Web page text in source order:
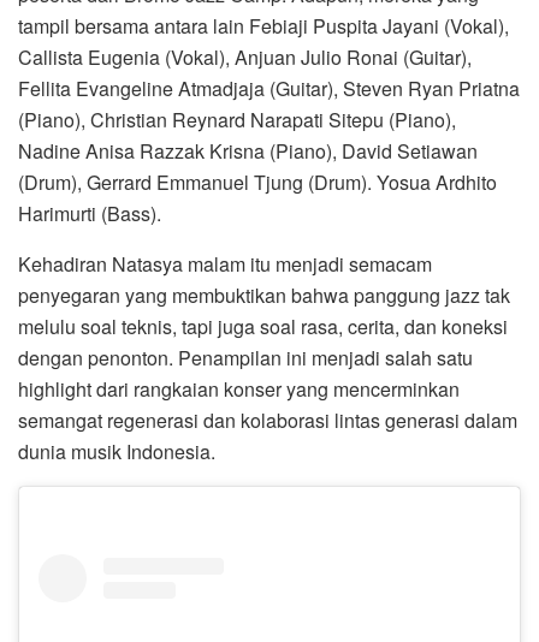
tampil bersama antara lain Febiaji Puspita Jayani (Vokal),
Callista Eugenia (Vokal), Anjuan Julio Ronai (Guitar),
Fellita Evangeline Atmadjaja (Guitar), Steven Ryan Priatna
(Piano), Christian Reynard Narapati Sitepu (Piano),
Nadine Anisa Razzak Krisna (Piano), David Setiawan
(Drum), Gerrard Emmanuel Tjung (Drum). Yosua Ardhito
Harimurti (Bass).
Kehadiran Natasya malam itu menjadi semacam
penyegaran yang membuktikan bahwa panggung jazz tak
melulu soal teknis, tapi juga soal rasa, cerita, dan koneksi
dengan penonton. Penampilan ini menjadi salah satu
highlight dari rangkaian konser yang mencerminkan
semangat regenerasi dan kolaborasi lintas generasi dalam
dunia musik Indonesia.